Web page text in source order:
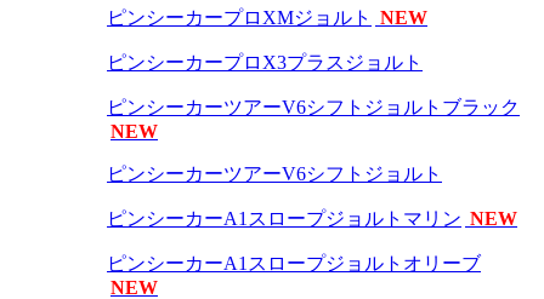
ピンシーカープロXMジョルト NEW
ピンシーカープロX3プラスジョルト
ピンシーカーツアーV6シフトジョルトブラック
NEW
ピンシーカーツアーV6シフトジョルト
ピンシーカーA1スロープジョルトマリン NEW
ピンシーカーA1スロープジョルトオリーブ
NEW